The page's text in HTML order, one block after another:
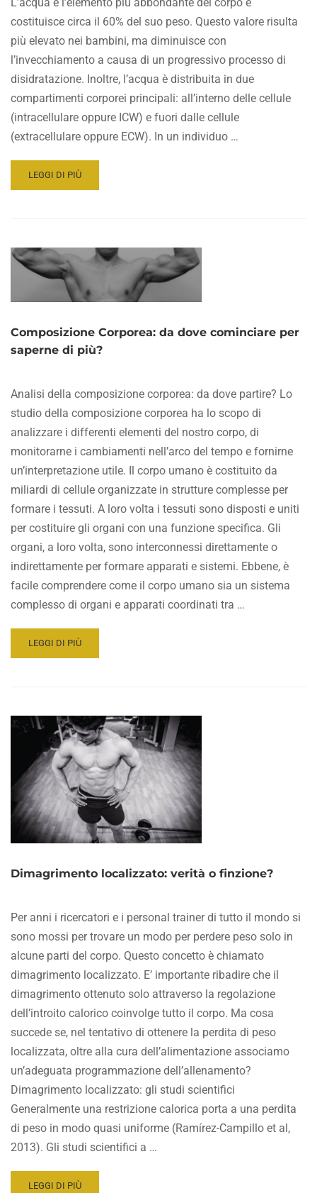
L’acqua è l’elemento più abbondante del corpo e
costituisce circa il 60% del suo peso. Questo valore risulta
più elevato nei bambini, ma diminuisce con
l’invecchiamento a causa di un progressivo processo di
disidratazione. Inoltre, l’acqua è distribuita in due
compartimenti corporei principali: all’interno delle cellule
(intracellulare oppure ICW) e fuori dalle cellule
(extracellulare oppure ECW). In un individuo …
READ
MORE
NELLA
COMPOSIZIONE
CORPOREA
LEGGI DI PIÙ
Composizione Corporea: da dove cominciare per
saperne di più?
Analisi della composizione corporea: da dove partire? Lo
studio della composizione corporea ha lo scopo di
analizzare i differenti elementi del nostro corpo, di
monitorarne i cambiamenti nell’arco del tempo e fornirne
un’interpretazione utile. Il corpo umano è costituito da
miliardi di cellule organizzate in strutture complesse per
formare i tessuti. A loro volta i tessuti sono disposti e uniti
per costituire gli organi con una funzione specifica. Gli
organi, a loro volta, sono interconnessi direttamente o
indirettamente per formare apparati e sistemi. Ebbene, è
facile comprendere come il corpo umano sia un sistema
complesso di organi e apparati coordinati tra …
READ
MORE
DA
DOVE
COMINCIARE
PER
SAPERNE
DI
PIÙ?
LEGGI DI PIÙ
Dimagrimento localizzato: verità o finzione?
Per anni i ricercatori e i personal trainer di tutto il mondo si
sono mossi per trovare un modo per perdere peso solo in
alcune parti del corpo. Questo concetto è chiamato
dimagrimento localizzato. E’ importante ribadire che il
dimagrimento ottenuto solo attraverso la regolazione
dell’introito calorico coinvolge tutto il corpo. Ma cosa
succede se, nel tentativo di ottenere la perdita di peso
localizzata, oltre alla cura dell’alimentazione associamo
un’adeguata programmazione dell’allenamento?
Dimagrimento localizzato: gli studi scientifici
Generalmente una restrizione calorica porta a una perdita
di peso in modo quasi uniforme (Ramírez-Campillo et al,
2013). Gli studi scientifici a …
READ
LEGGI DI PIÙ